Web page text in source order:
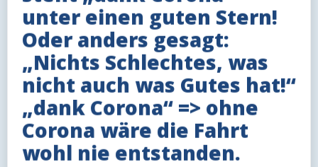
unter einen guten Stern!
Oder anders gesagt:
„Nichts Schlechtes, was
nicht auch was Gutes hat!“
„dank Corona“ => ohne
Corona wäre die Fahrt
wohl nie entstanden.